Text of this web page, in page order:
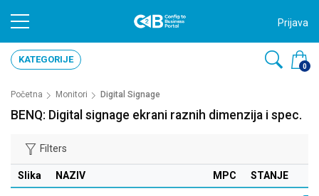
Prijava
0
KATEGORIJE
Početna Monitori Digital Signage
BENQ: Digital signage ekrani raznih dimenzija i spec.
Filters
Slika NAZIV MPC STANJE